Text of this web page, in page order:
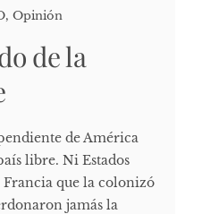
, Opinión
de la
de América
libre. Ni Estados
que la colonizó
jamás la